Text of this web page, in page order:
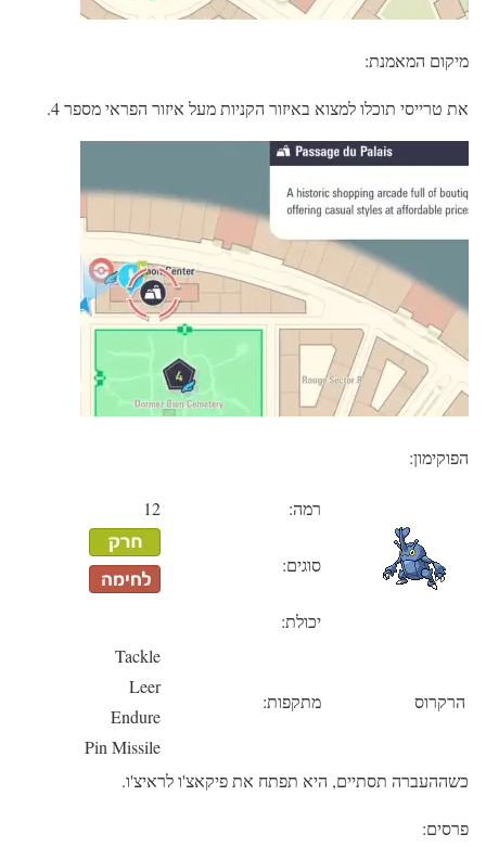
מיקום המאמנת:
את טרייסי תוכלו למצוא באיזור הקניות מעל איזור הפראי מספר 4.
הפוקימון:
רמה: 12
סוגים:
יכולת:
הרקרוס מתקפות:
Tackle
Leer
Endure
Pin Missile
כשההעברה תסתיים, היא תפתח את פיקאצ'ו לראיצ'ו.
פרסים: